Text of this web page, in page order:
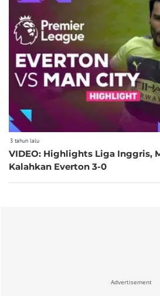
3 tahun lalu
VIDEO: Highlights Liga Inggris,
Kalahkan Everton 3-0
Advertisement